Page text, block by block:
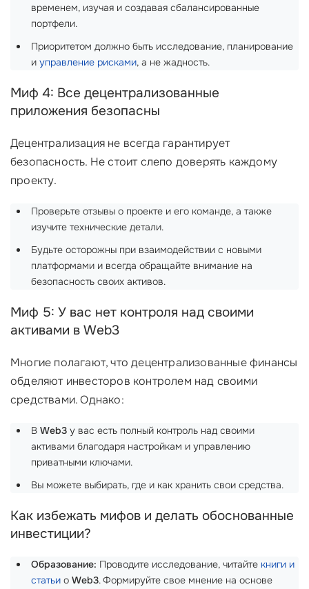
временем, изучая и создавая сбалансированные
портфели.
Приоритетом должно быть исследование, планирование
и управление рисками, а не жадность.
Миф 4: Все децентрализованные
приложения безопасны
Децентрализация не всегда гарантирует
безопасность. Не стоит слепо доверять каждому
проекту.
Проверьте отзывы о проекте и его команде, а также
изучите технические детали.
Будьте осторожны при взаимодействии с новыми
платформами и всегда обращайте внимание на
безопасность своих активов.
Миф 5: У вас нет контроля над своими
активами в Web3
Многие полагают, что децентрализованные финансы
обделяют инвесторов контролем над своими
средствами. Однако:
В Web3 у вас есть полный контроль над своими
активами благодаря настройкам и управлению
приватными ключами.
Вы можете выбирать, где и как хранить свои средства.
Как избежать мифов и делать обоснованные
инвестиции?
Образование: Проводите исследование, читайте книги и
статьи о Web3. Формируйте свое мнение на основе